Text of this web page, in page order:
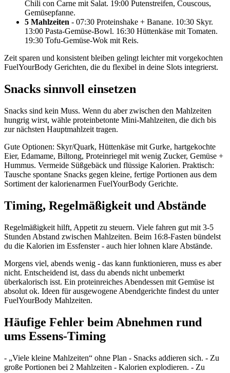
Chili con Carne mit Salat. 19:00 Putenstreifen, Couscous,
Gemüsepfanne.
5 Mahlzeiten - 07:30 Proteinshake + Banane. 10:30 Skyr.
13:00 Pasta-Gemüse-Bowl. 16:30 Hüttenkäse mit Tomaten.
19:30 Tofu-Gemüse-Wok mit Reis.
Zeit sparen und konsistent bleiben gelingt leichter mit vorgekochten
FuelYourBody Gerichten, die du flexibel in deine Slots integrierst.
Snacks sinnvoll einsetzen
Snacks sind kein Muss. Wenn du aber zwischen den Mahlzeiten
hungrig wirst, wähle proteinbetonte Mini-Mahlzeiten, die dich bis
zur nächsten Hauptmahlzeit tragen.
Gute Optionen: Skyr/Quark, Hüttenkäse mit Gurke, hartgekochte
Eier, Edamame, Biltong, Proteinriegel mit wenig Zucker, Gemüse +
Hummus. Vermeide Süßgebäck und flüssige Kalorien. Praktisch:
Tausche spontane Snacks gegen kleine, fertige Portionen aus dem
Sortiment der kalorienarmen FuelYourBody Gerichte.
Timing, Regelmäßigkeit und Abstände
Regelmäßigkeit hilft, Appetit zu steuern. Viele fahren gut mit 3-5
Stunden Abstand zwischen Mahlzeiten. Beim 16:8-Fasten bündelst
du die Kalorien im Essfenster - auch hier lohnen klare Abstände.
Morgens viel, abends wenig - das kann funktionieren, muss es aber
nicht. Entscheidend ist, dass du abends nicht unbemerkt
überkalorisch isst. Ein proteinreiches Abendessen mit Gemüse ist
absolut ok. Ideen für ausgewogene Abendgerichte findest du unter
FuelYourBody Mahlzeiten.
Häufige Fehler beim Abnehmen rund
ums Essens-Timing
- „Viele kleine Mahlzeiten“ ohne Plan - Snacks addieren sich. - Zu
große Portionen bei 2 Mahlzeiten - Kalorien explodieren. - Zu